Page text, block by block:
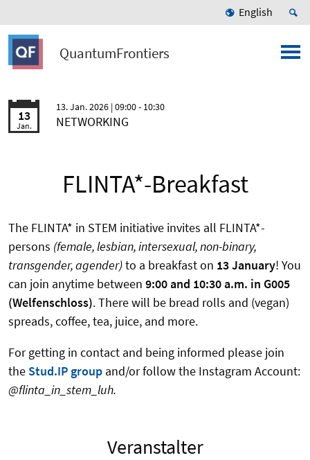
English
QuantumFrontiers
13
Jan.
13. Jan. 2026 | 09:00 - 10:30
NETWORKING
FLINTA*-Breakfast
The FLINTA* in STEM initiative invites all FLINTA*-
persons (female, lesbian, intersexual, non-binary,
transgender, agender)to a breakfast on 13 January! You
can join anytime between 9:00 and 10:30 a.m. in G005
(Welfenschloss). There will be bread rolls and (vegan)
spreads, coffee, tea, juice, and more.
For getting in contact and being informed please join
the Stud.IP group and/or follow the Instagram Account:
@flinta_in_stem_luh.
Veranstalter